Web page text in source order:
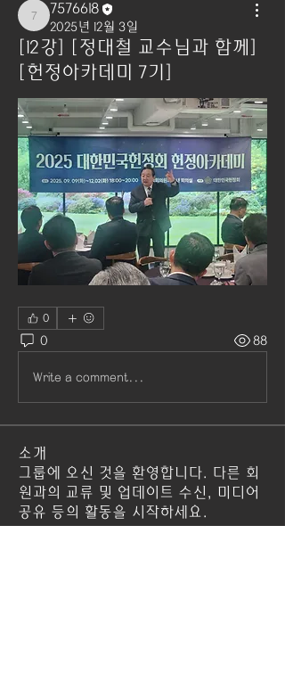
7576618
7576618
2025년 12월 3일
[12강] [정대철 교수님과 함께]
[헌정아카데미 7기]
0
0 88
Write a comment...
소개
그룹에 오신 것을 환영합니다. 다른 회
원과의 교류 및 업데이트 수신, 미디어
공유 등의 활동을 시작하세요.